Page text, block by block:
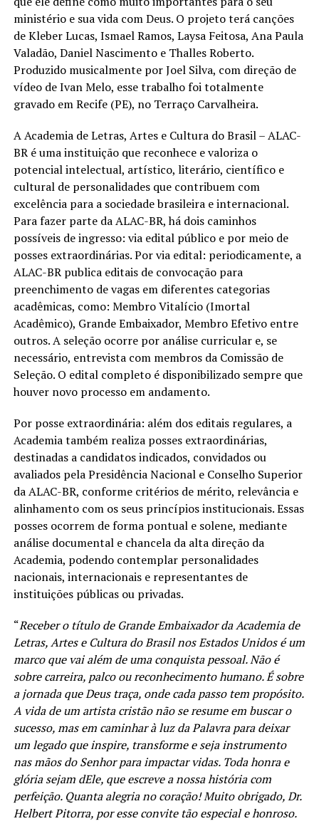
ministério e sua vida com Deus. O projeto terá canções
de Kleber Lucas, Ismael Ramos, Laysa Feitosa, Ana Paula
Valadão, Daniel Nascimento e Thalles Roberto.
Produzido musicalmente por Joel Silva, com direção de
vídeo de Ivan Melo, esse trabalho foi totalmente
gravado em Recife (PE), no Terraço Carvalheira.
A Academia de Letras, Artes e Cultura do Brasil – ALAC-
BR é uma instituição que reconhece e valoriza o
potencial intelectual, artístico, literário, científico e
cultural de personalidades que contribuem com
excelência para a sociedade brasileira e internacional.
Para fazer parte da ALAC-BR, há dois caminhos
possíveis de ingresso: via edital público e por meio de
posses extraordinárias. Por via edital: periodicamente, a
ALAC-BR publica editais de convocação para
preenchimento de vagas em diferentes categorias
acadêmicas, como: Membro Vitalício (Imortal
Acadêmico), Grande Embaixador, Membro Efetivo entre
outros. A seleção ocorre por análise curricular e, se
necessário, entrevista com membros da Comissão de
Seleção. O edital completo é disponibilizado sempre que
houver novo processo em andamento.
Por posse extraordinária: além dos editais regulares, a
Academia também realiza posses extraordinárias,
destinadas a candidatos indicados, convidados ou
avaliados pela Presidência Nacional e Conselho Superior
da ALAC-BR, conforme critérios de mérito, relevância e
alinhamento com os seus princípios institucionais. Essas
posses ocorrem de forma pontual e solene, mediante
análise documental e chancela da alta direção da
Academia, podendo contemplar personalidades
nacionais, internacionais e representantes de
instituições públicas ou privadas.
“Receber o título de Grande Embaixador da Academia de
Letras, Artes e Cultura do Brasil nos Estados Unidos é um
marco que vai além de uma conquista pessoal. Não é
sobre carreira, palco ou reconhecimento humano. É sobre
a jornada que Deus traça, onde cada passo tem propósito.
A vida de um artista cristão não se resume em buscar o
sucesso, mas em caminhar à luz da Palavra para deixar
um legado que inspire, transforme e seja instrumento
nas mãos do Senhor para impactar vidas. Toda honra e
glória sejam dEle, que escreve a nossa história com
perfeição. Quanta alegria no coração! Muito obrigado, Dr.
Helbert Pitorra, por esse convite tão especial e honroso.